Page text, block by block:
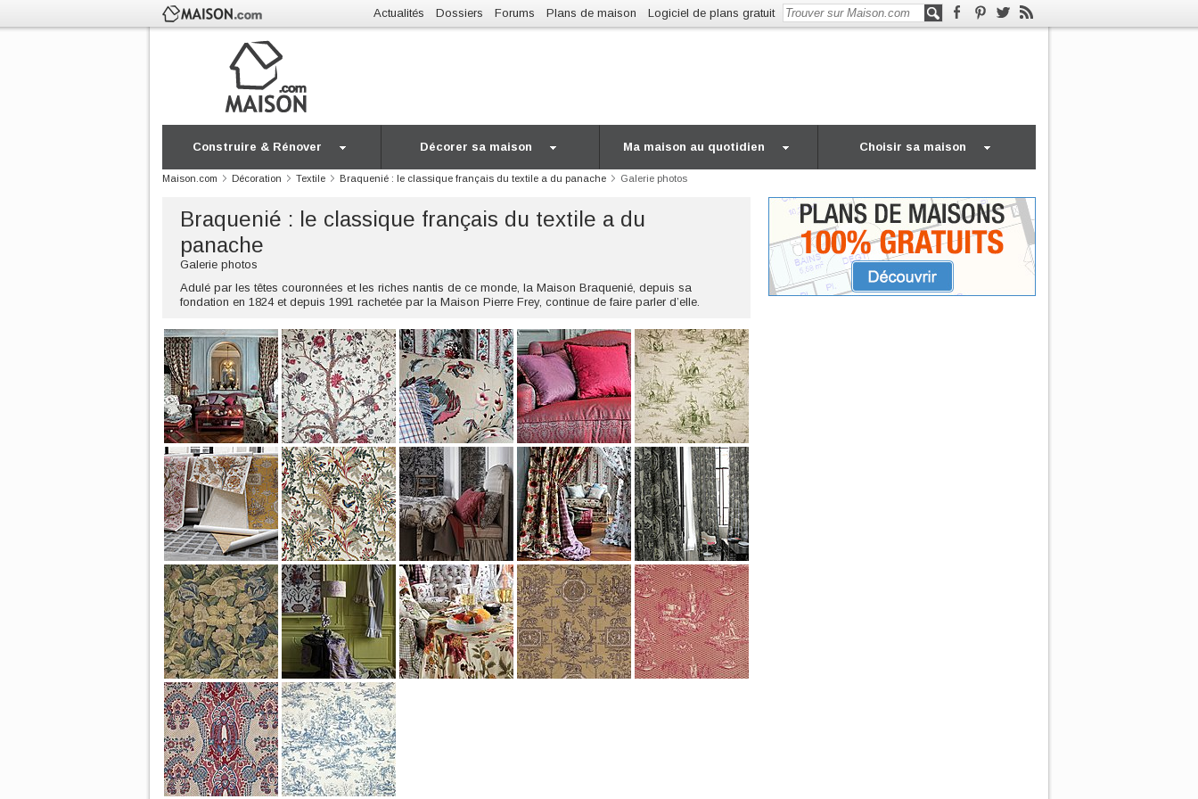
Actualités Dossiers Forums Plans de maison Logiciel de plans gratuit
Construire & Rénover Décorer sa maison Ma maison au quotidien Choisir sa maison
Maison.com Décoration Textile Braquenié : le classique français du textile a du panache Galerie photos
Braquenié : le classique français du textile a du
panache
Galerie photos
Adulé par les têtes couronnées et les riches nantis de ce monde, la Maison Braquenié, depuis sa
fondation en 1824 et depuis 1991 rachetée par la Maison Pierre Frey, continue de faire parler d’elle.